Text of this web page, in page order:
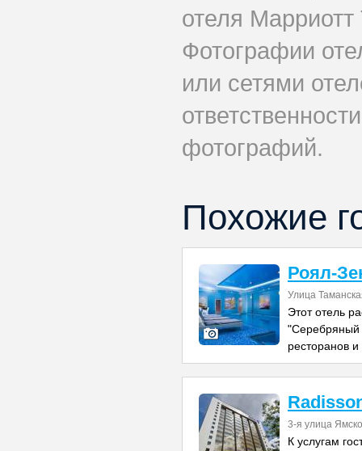
отеля
Фотографии
или сетями
фотографий.
Похожие
Роял-
Улица
Этот отель
"Серебряный
ресторанов
3-я улица
К услугам